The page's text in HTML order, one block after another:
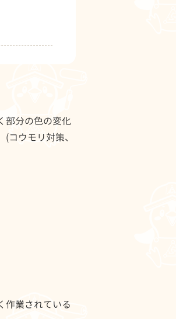
部分の色の変化
ウモリ対策、
作業されている